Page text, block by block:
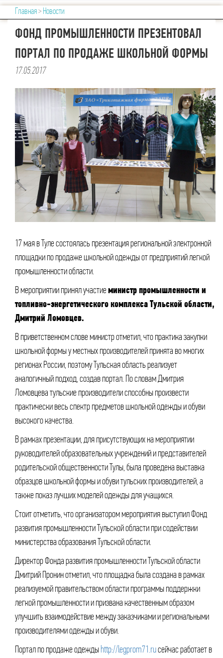
Главная> Новости
ФОНД ПРОМЫШЛЕННОСТИ ПРЕЗЕНТОВАЛ
ПОРТАЛ ПО ПРОДАЖЕ ШКОЛЬНОЙ ФОРМЫ
17.05.2017
17 мая в Туле состоялась презентация региональной электронной
площадки по продаже школьной одежды от предприятий легкой
промышленности области.
В мероприятии принял участиеминистр промышленности и
топливно-энергетического комплекса Тульской области,
Дмитрий Ломовцев.
В приветственном слове министр отметил, что практика закупки
школьной формы у местных производителей принята во многих
регионах России, поэтому Тульская область реализует
аналогичный подход, создав портал. По словам Дмитрия
Ломовцева тульские производители способны произвести
практически весь спектр предметов школьной одежды и обуви
высокого качества.
В рамках презентации, для присутствующих на мероприятии
руководителей образовательных учреждений и представителей
родительской общественности Тулы, была проведена выставка
образцов школьной формы и обуви тульских производителей, а
также показ лучших моделей одежды для учащихся.
Стоит отметить, что организатором мероприятия выступил Фонд
развития промышленности Тульской области при содействии
министерства образования Тульской области.
Директор Фонда развития промышленности Тульской области
Дмитрий Пронин отметил, что площадка была создана в рамках
реализуемой правительством области программы поддержки
легкой промышленности и призвана качественным образом
улучшить взаимодействие между заказчиками и региональными
производителями одежды и обуви.
Портал по продаже одежды http://legprom71.ruсейчас работает в